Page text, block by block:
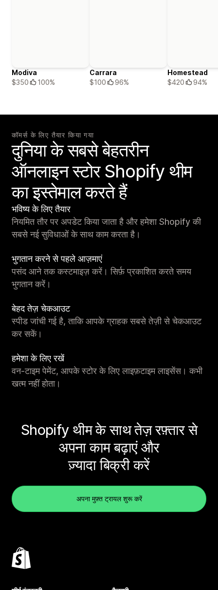
Modiva
$350
100%
Carrara
$100
96%
Homestead
$420
94%
कॉमर्स के लिए तैयार किया गया
दुनिया के सबसे बेहतरीन
ऑनलाइन स्टोर Shopify थीम
का इस्तेमाल करते हैं
भविष्य के लिए तैयार
नियमित तौर पर अपडेट किया जाता है और हमेशा Shopify की
सबसे नई सुविधाओं के साथ काम करता है।
भुगतान करने से पहले आज़माएं
पसंद आने तक कस्टमाइज़ करें। सिर्फ़ प्रकाशित करते समय
भुगतान करें।
बेहद तेज़ चेकआउट
स्पीड जांची गई है, ताकि आपके ग्राहक सबसे तेज़ी से चेकआउट
कर सकें।
हमेशा के लिए रखें
वन-टाइम पेमेंट, आपके स्टोर के लिए लाइफ़टाइम लाइसेंस। कभी
खत्म नहीं होता।
Shopify थीम के साथ तेज़ रफ़्तार से
अपना काम बढ़ाएं और
ज़्यादा बिक्री करें
अपना मुफ़्त ट्रायल शुरू करें